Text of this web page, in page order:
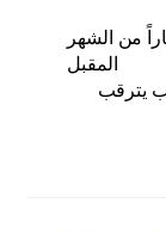
للأجور 50 % اعتباراً من الشهر
المقبل
يترقب